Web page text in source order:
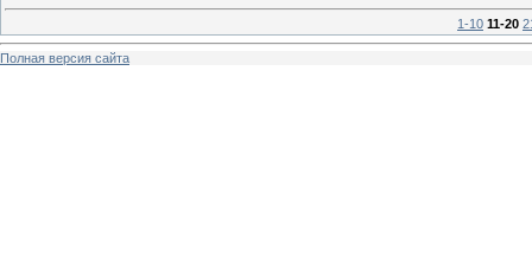
1-10 11-20
Полная версия сайта